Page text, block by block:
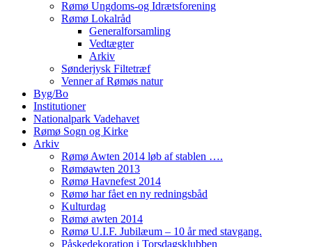
Rømø Ungdoms-og Idrætsforening
Rømø Lokalråd
Generalforsamling
Vedtægter
Arkiv
Sønderjysk Filtetræf
Venner af Rømøs natur
Byg/Bo
Institutioner
Nationalpark Vadehavet
Rømø Sogn og Kirke
Arkiv
Rømø Awten 2014 løb af stablen ….
Rømøawten 2013
Rømø Havnefest 2014
Rømø har fået en ny redningsbåd
Kulturdag
Rømø awten 2014
Rømø U.I.F. Jubilæum – 10 år med stavgang.
Påskedekoration i Torsdagsklubben